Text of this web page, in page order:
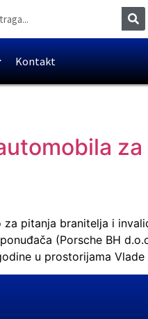
Kontakt
za
pitanja branitelja i
(Porsche BH
u prostorijama